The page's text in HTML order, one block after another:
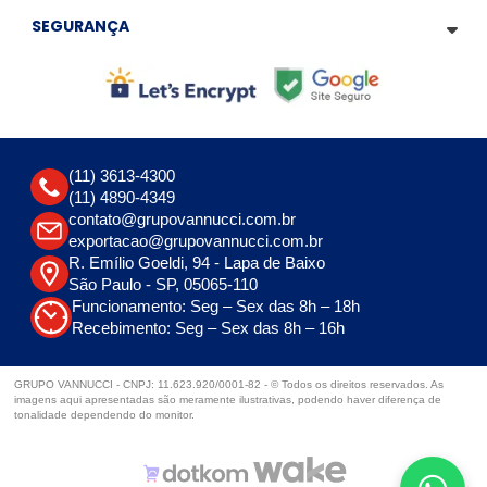
SEGURANÇA
(11) 3613-4300
(11) 4890-4349
contato@grupovannucci.com.br
exportacao@grupovannucci.com.br
R. Emílio Goeldi, 94 - Lapa de Baixo
São Paulo - SP, 05065-110
Funcionamento: Seg – Sex das 8h – 18h
Recebimento: Seg – Sex das 8h – 16h
GRUPO VANNUCCI - CNPJ: 11.623.920/0001-82 - © Todos os direitos reservados. As
imagens aqui apresentadas são meramente ilustrativas, podendo haver diferença de
tonalidade dependendo do monitor.